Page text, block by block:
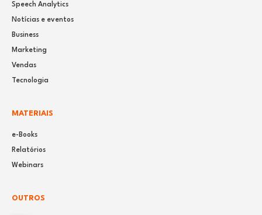
Speech Analytics
Notícias e eventos
Business
Marketing
Vendas
Tecnologia
MATERIAIS
e-Books
Relatórios
Webinars
OUTROS